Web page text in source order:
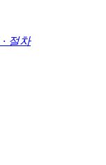
절차